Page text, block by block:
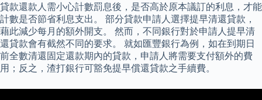
貸款還款人需小心計數罰息後，是否高於原本議訂的利息，才能
計數是否節省利息支出。 部分貸款申請人選擇提早清還貸款，
藉此減少每月的額外開支。 然而，不同銀行對於申請人提早清
還貸款會有截然不同的要求。 就如匯豐銀行為例，如在到期日
前全數清還固定還款期內的貸款，申請人將需要支付額外的費
用；反之，渣打銀行可豁免提早償還貸款之手續費。